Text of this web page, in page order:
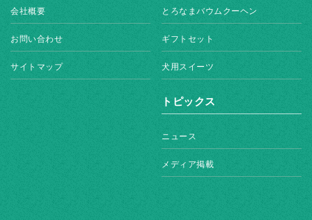
会社概要
お問い合わせ
サイトマップ
とろなまバウムクーヘン
ギフトセット
犬用スイーツ
トピックス
ニュース
メディア掲載